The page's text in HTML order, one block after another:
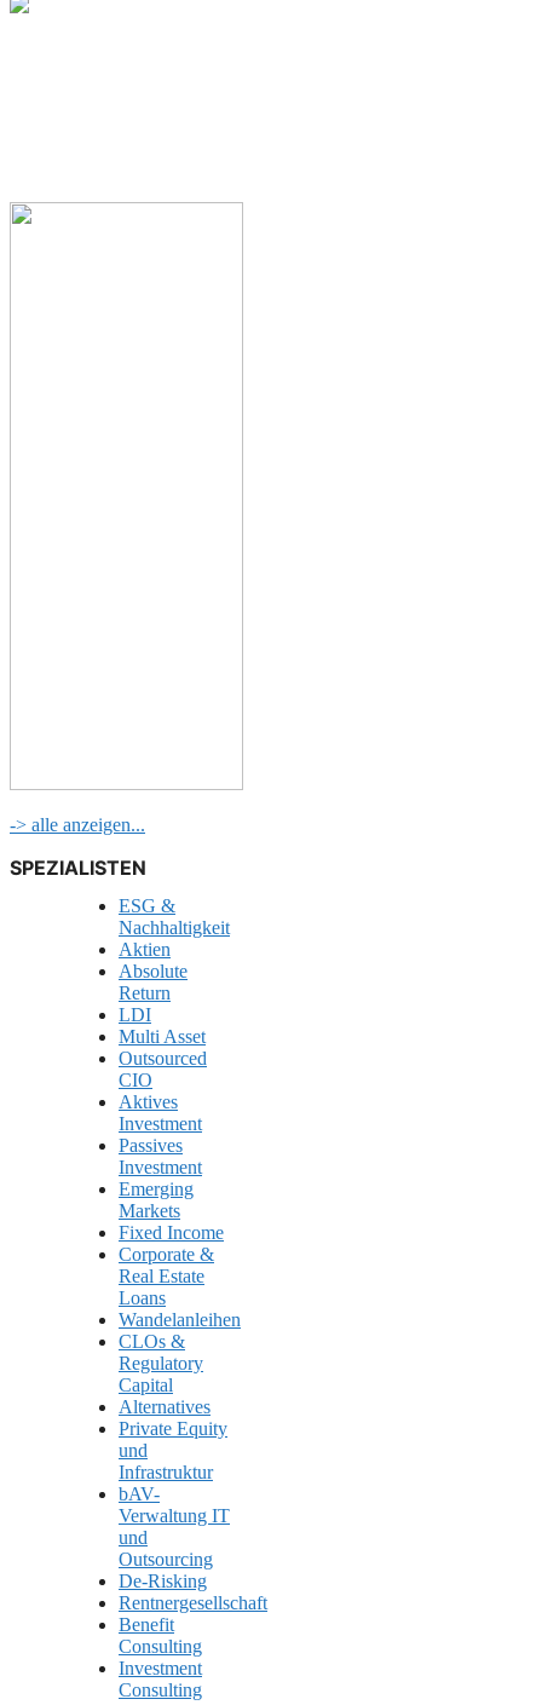
-> alle anzeigen...
SPEZIALISTEN
ESG &
Nachhaltigkeit
Aktien
Absolute
Return
LDI
Multi Asset
Outsourced
CIO
Aktives
Investment
Passives
Investment
Emerging
Markets
Fixed Income
Corporate &
Real Estate
Loans
Wandelanleihen
CLOs &
Regulatory
Capital
Alternatives
Private Equity
und
Infrastruktur
bAV-
Verwaltung IT
und
Outsourcing
De-Risking
Rentnergesellschaft
Benefit
Consulting
Investment
Consulting